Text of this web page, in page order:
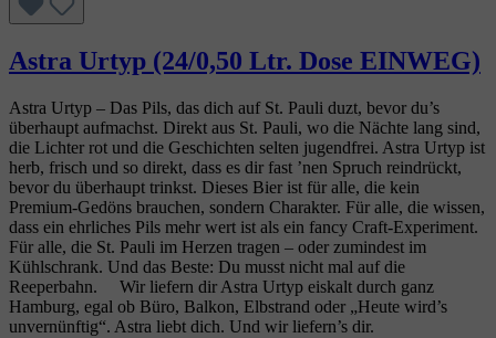
Astra Urtyp (24/0,50 Ltr. Dose EINWEG)
Astra Urtyp – Das Pils, das dich auf St. Pauli duzt, bevor du’s
überhaupt aufmachst. Direkt aus St. Pauli, wo die Nächte lang sind,
die Lichter rot und die Geschichten selten jugendfrei. Astra Urtyp ist
herb, frisch und so direkt, dass es dir fast ’nen Spruch reindrückt,
bevor du überhaupt trinkst. Dieses Bier ist für alle, die kein
Premium‑Gedöns brauchen, sondern Charakter. Für alle, die wissen,
dass ein ehrliches Pils mehr wert ist als ein fancy Craft‑Experiment.
Für alle, die St. Pauli im Herzen tragen – oder zumindest im
Kühlschrank. Und das Beste: Du musst nicht mal auf die
Reeperbahn. Wir liefern dir Astra Urtyp eiskalt durch ganz
Hamburg, egal ob Büro, Balkon, Elbstrand oder „Heute wird’s
unvernünftig“. Astra liebt dich. Und wir liefern’s dir.